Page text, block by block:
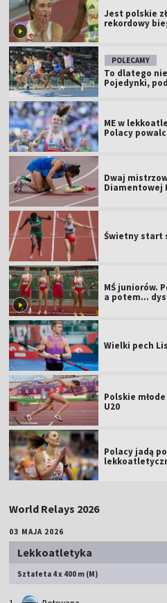
Jest polskie
rekordowy
POLECAMY
To dlatego
Pojedynki,
ME w
Polacy
Dwaj
Diamentowej
Świetny start
MŚ juniorów.
a potem...
Wielki pech
Polskie
U20
Polacy jadą
World Relays 2026
03 MAJA 2026
Lekkoatletyka
Sztafeta 4 x 400 m (M)